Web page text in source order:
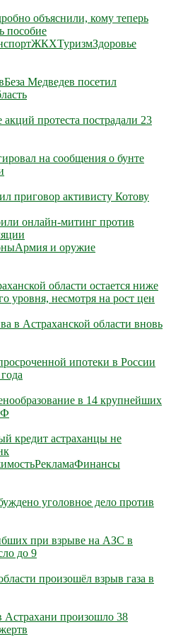
объяснили, кому теперь
пособие
ЖКХТуризмЗдоровье
Медведев посетил
протеста пострадали 23
на сообщения о бунте
приговор активисту Котову
онлайн-митинг против
Армия и оружие
области остается ниже
уровня, несмотря на рост цен
в Астраханской области вновь
ипотеки в России
в 14 крупнейших
кредит астраханцы не
РекламаФинансы
уголовное дело против
при взрыве на АЗС в
до 9
произошёл взрыв газа в
Астрахани произошло 38